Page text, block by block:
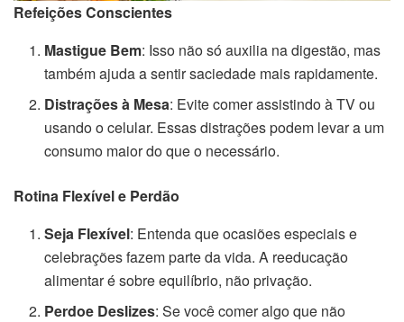
Refeições Conscientes
Mastigue Bem: Isso não só auxilia na digestão, mas
também ajuda a sentir saciedade mais rapidamente.
Distrações à Mesa: Evite comer assistindo à TV ou
usando o celular. Essas distrações podem levar a um
consumo maior do que o necessário.
Rotina Flexível e Perdão
Seja Flexível: Entenda que ocasiões especiais e
celebrações fazem parte da vida. A reeducação
alimentar é sobre equilíbrio, não privação.
Perdoe Deslizes: Se você comer algo que não